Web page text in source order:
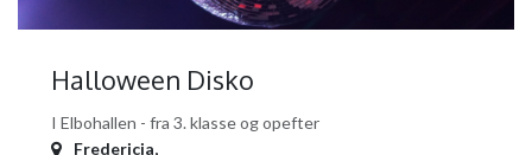
Halloween Disko
I Elbohallen - fra 3. klasse og opefter
Fredericia,